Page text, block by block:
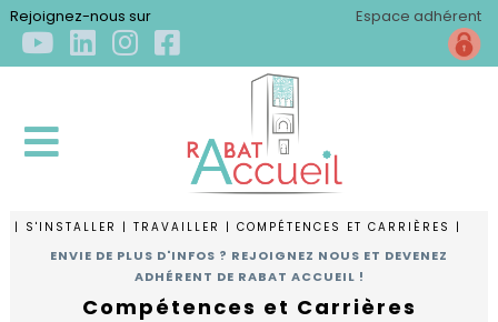
Rejoignez-nous sur Espace adhérent
×
ACCUEIL
| S'INSTALLER | TRAVAILLER | COMPÉTENCES ET CARRIÈRES |
ENVIE DE PLUS D'INFOS ? REJOIGNEZ NOUS ET DEVENEZ
ADHÉRENT DE RABAT ACCUEIL !
Compétences et Carrières